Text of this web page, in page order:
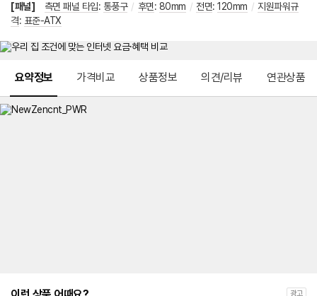
[패널] 측면 패널 타입: 통풍구 / 후면: 80mm / 전면: 120mm / 지원파워규
격: 표준-ATX
요약정보 가격비교 상품정보 의견/리뷰 연관상품
광고